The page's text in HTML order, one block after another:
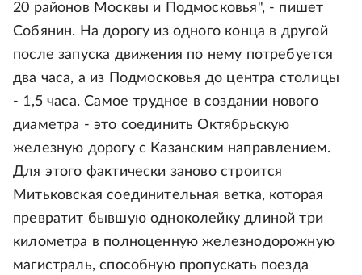
20 районов Москвы и Подмосковья", - пишет
Собянин. На дорогу из одного конца в другой
после запуска движения по нему потребуется
два часа, а из Подмосковья до центра столицы
- 1,5 часа. Самое трудное в создании нового
диаметра - это соединить Октябрьскую
железную дорогу с Казанским направлением.
Для этого фактически заново строится
Митьковская соединительная ветка, которая
превратит бывшую одноколейку длиной три
километра в полноценную железнодорожную
магистраль, способную пропускать поезда